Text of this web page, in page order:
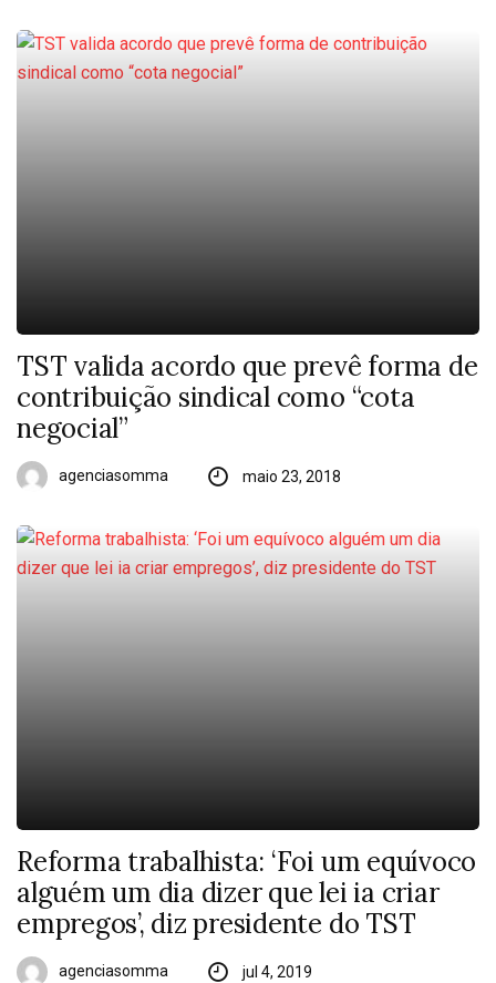
TST valida acordo que prevê forma de
contribuição sindical como “cota
negocial”
agenciasomma maio 23, 2018
Reforma trabalhista: ‘Foi um equívoco
alguém um dia dizer que lei ia criar
empregos’, diz presidente do TST
agenciasomma jul 4, 2019